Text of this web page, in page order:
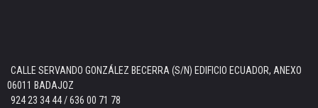
CALLE SERVANDO GONZÁLEZ BECERRA (S/N) EDIFICIO ECUADOR, ANEXO
06011 BADAJOZ
924 23 34 44 / 636 00 71 78